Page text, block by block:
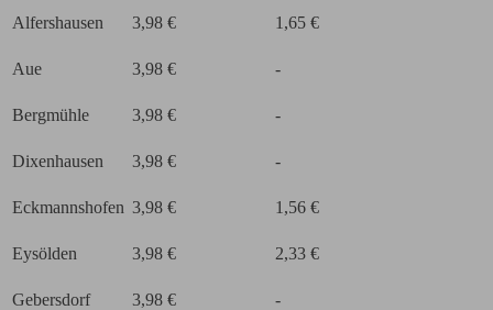
Alfershausen 3,98 € 1,65 €
Aue 3,98 € -
Bergmühle 3,98 € -
Dixenhausen 3,98 € -
Eckmannshofen 3,98 € 1,56 €
Eysölden 3,98 € 2,33 €
Gebersdorf 3,98 € -